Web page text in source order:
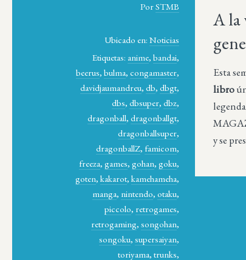
PorSTMB
Ubicado en:Noticias
Etiquetas: anime,bandai,
beerus,bulma,congamaster,
davidjaumandreu,db,dbgt,
dbs,dbsuper,dbz,
dragonball,dragonballgt,
dragonballsuper,
dragonballZ, famicom,
freeza,games,gohan,goku,
goten,kakarot,kamehameha,
manga, nintendo,otaku,
piccolo, retrogames,
retrogaming,songohan,
songoku,supersaiyan,
toriyama,trunks,
A la
Esta
libro
y se